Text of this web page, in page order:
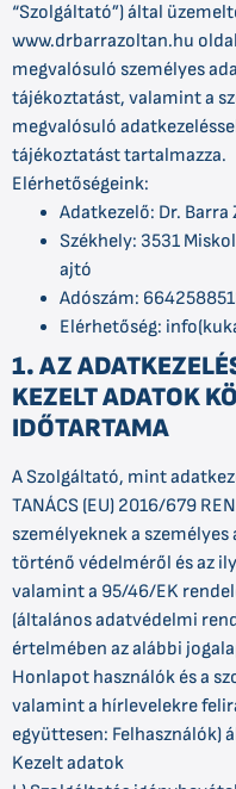
“Szolgáltató”) által
www.drbarrazoltan.hu
megvalósuló személyes
tájékoztatást, valamint a
megvalósuló
tájékoztatást tartalmazza.
Elérhetőségeink:
Adatkezelő: Dr. Barra
Székhely: 3531
ajtó
Adószám:
Elérhetőség:
1. AZ
KEZELT ADATOK
IDŐTARTAMA
A Szolgáltató, mint
TANÁCS (EU) 2016/679
személyeknek a
történő védelméről és az
valamint a 95/46/EK
(általános adatvédelmi
értelmében az alábbi
Honlapot használók és a
valamint a hírlevelekre
együttesen: Felhasználók)
Kezelt adatok